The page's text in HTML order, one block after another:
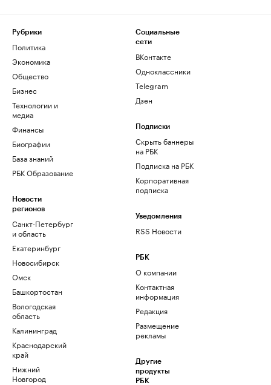
Рубрики
Политика
Экономика
Общество
Бизнес
Технологии и
медиа
Финансы
Биографии
База знаний
РБК Образование
Новости
регионов
Санкт-Петербург
и область
Екатеринбург
Новосибирск
Омск
Башкортостан
Вологодская
область
Калининград
Краснодарский
край
Нижний
Новгород
Социальные
сети
ВКонтакте
Одноклассники
Telegram
Дзен
Подписки
Скрыть баннеры
на РБК
Подписка на РБК
Корпоративная
подписка
Уведомления
RSS Новости
РБК
О компании
Контактная
информация
Редакция
Размещение
рекламы
Другие
продукты
РБК